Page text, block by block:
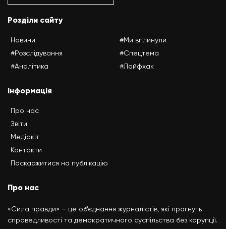
Розділи сайту
Новини
#Розслідування
#Аналітика
#Ми вплинули
#Спецтема
#Лайфхак
Інформація
Про нас
Звіти
Медіакіт
Контакти
Поскаржитися на публікацію
Про нас
«Сила правди» – це об’єднання журналістів, які прагнуть
справедливості та демократичного суспільства без корупції.